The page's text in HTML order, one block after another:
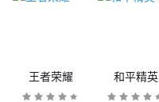
王者荣耀 和平精英